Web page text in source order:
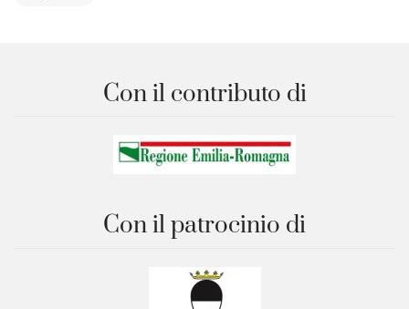
Con il contributo di
Con il patrocinio di